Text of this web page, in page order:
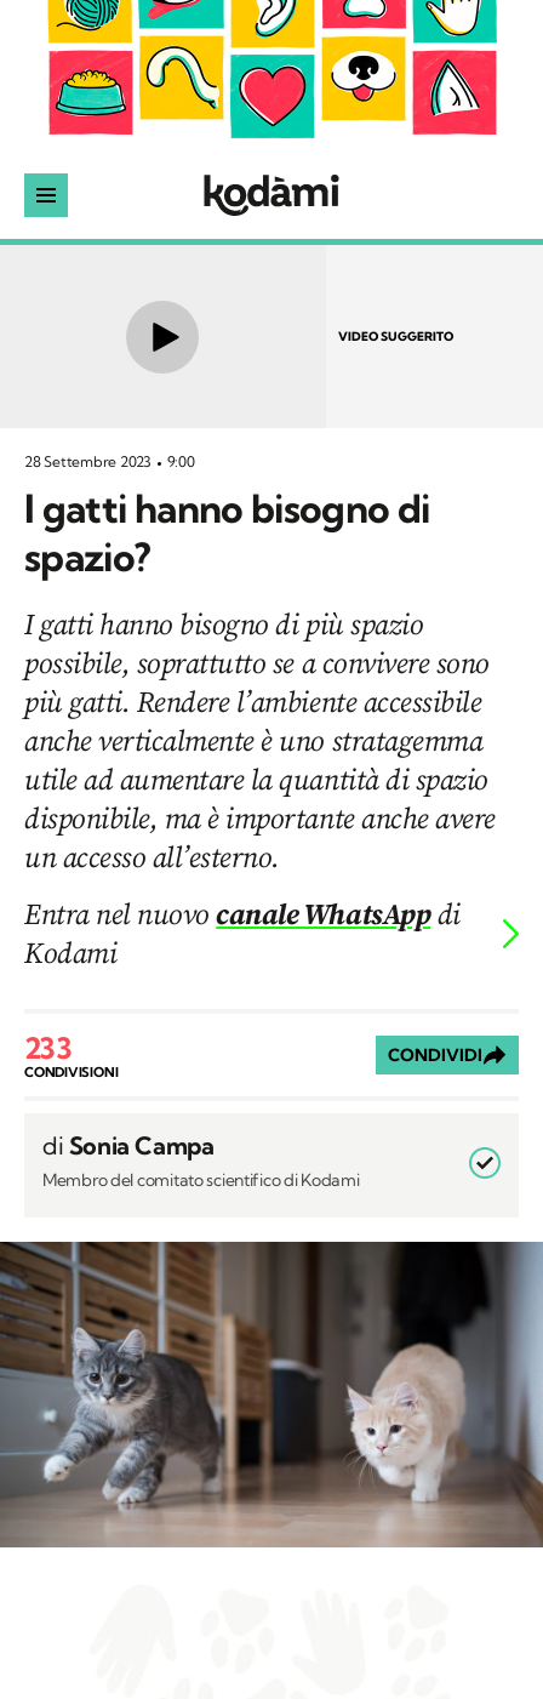
VIDEO SUGGERITO
28 Settembre 2023 9:00
I gatti hanno bisogno di
spazio?
I gatti hanno bisogno di più spazio
possibile, soprattutto se a convivere sono
più gatti. Rendere l’ambiente accessibile
anche verticalmente è uno stratagemma
utile ad aumentare la quantità di spazio
disponibile, ma è importante anche avere
un accesso all’esterno.
Entra nel nuovocanale WhatsAppdi
Kodami
233
CONDIVISIONI
CONDIVIDI
di Sonia Campa
Membro del comitato scientifico di Kodami